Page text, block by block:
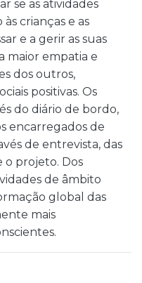
se as atividades
crianças e as
e a gerir as suas
maior empatia e
dos outros,
positivas. Os
do diário de bordo,
encarregados de
de entrevista, das
o projeto. Dos
de âmbito
global das
mais